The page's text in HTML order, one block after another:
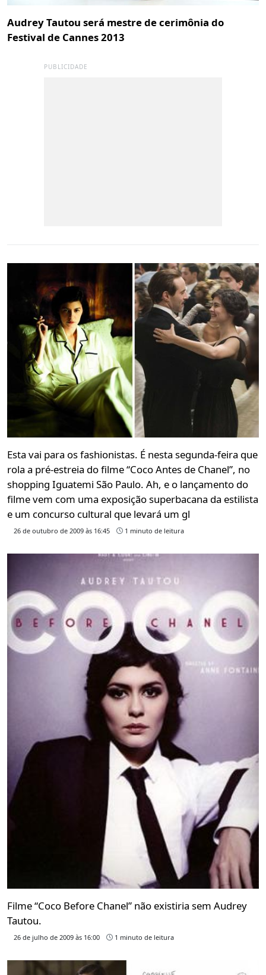
Audrey Tautou será mestre de cerimônia do
Festival de Cannes 2013
PUBLICIDADE
Esta vai para os fashionistas. É nesta segunda-feira que
rola a pré-estreia do filme “Coco Antes de Chanel”, no
shopping Iguatemi São Paulo. Ah, e o lançamento do
filme vem com uma exposição superbacana da estilista
e um concurso cultural que levará um gl
26 de outubro de 2009 às 16:45 1 minuto de leitura
Filme “Coco Before Chanel” não existiria sem Audrey
Tautou.
26 de julho de 2009 às 16:00 1 minuto de leitura